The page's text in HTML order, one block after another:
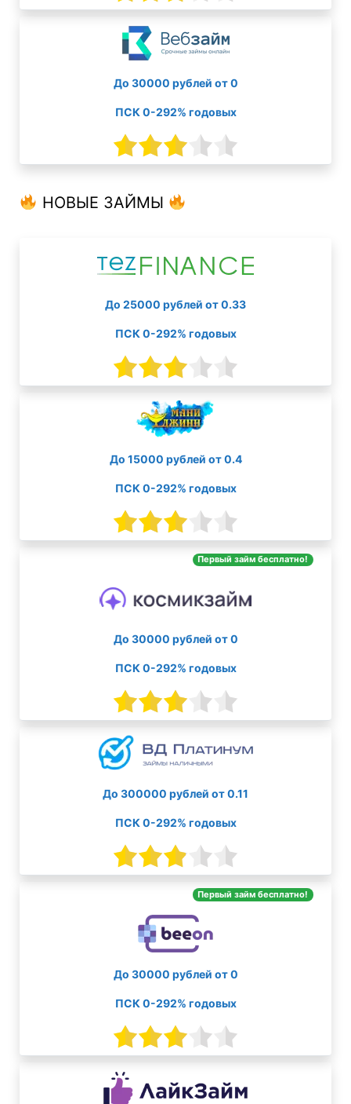
До 30000 рублей от 0
ПСК 0-292% годовых
НОВЫЕ ЗАЙМЫ
До 25000 рублей от 0.33
ПСК 0-292% годовых
До 15000 рублей от 0.4
ПСК 0-292% годовых
Первый займ бесплатно!
До 30000 рублей от 0
ПСК 0-292% годовых
До 300000 рублей от 0.11
ПСК 0-292% годовых
Первый займ бесплатно!
До 30000 рублей от 0
ПСК 0-292% годовых